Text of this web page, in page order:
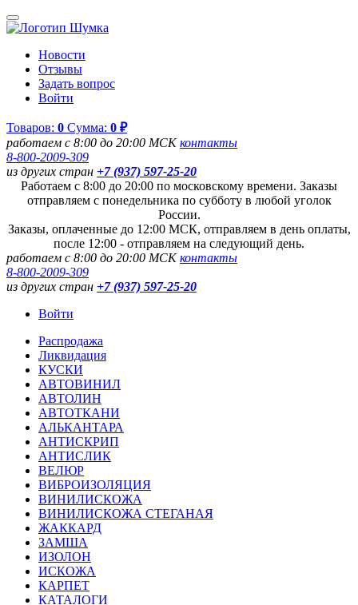
Новости
Отзывы
Задать вопрос
Войти
Товаров: 0 Сумма: 0 ₽
работаем с 8:00 до 20:00 МСКконтакты
8-800-2009-309
из других стран +7 (937) 597-25-20
Работаем с 8:00 до 20:00 по московскому времени. Заказы
отправляем с понедельника по субботу в любой уголок
России.
Заказы, оплаченные до 12:00 МСК, отправляем в день оплаты,
после 12:00 - отправляем на следующий день.
работаем с 8:00 до 20:00 МСКконтакты
8-800-2009-309
из других стран +7 (937) 597-25-20
Войти
Распродажа
Ликвидация
КУСКИ
АВТОВИНИЛ
АВТОЛИН
АВТОТКАНИ
АЛЬКАНТАРА
АНТИСКРИП
АНТИСЛИК
ВЕЛЮР
ВИБРОИЗОЛЯЦИЯ
ВИНИЛИСКОЖА
ВИНИЛИСКОЖА СТЕГАНАЯ
ЖАККАРД
ЗАМША
ИЗОЛОН
ИСКОЖА
КАРПЕТ
КАТАЛОГИ